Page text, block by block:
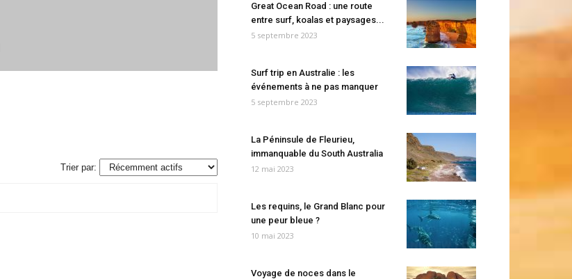
Trier par:
Great Ocean Road : une route
entre surf, koalas et paysages...
5 septembre 2023
Surf trip en Australie : les
événements à ne pas manquer
5 septembre 2023
La Péninsule de Fleurieu,
immanquable du South Australia
12 mai 2023
Les requins, le Grand Blanc pour
une peur bleue ?
10 mai 2023
Voyage de noces dans le